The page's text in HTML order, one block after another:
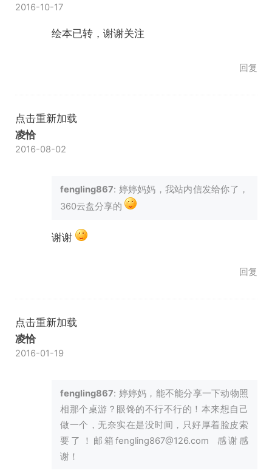
2016-10-17
绘本已转，谢谢关注
回复
点击重新加载
凌恰
2016-08-02
fengling867: 婷婷妈妈，我站内信发给你了，
360云盘分享的
谢谢
回复
点击重新加载
凌恰
2016-01-19
fengling867: 婷婷妈，能不能分享一下动物照
相那个桌游？眼馋的不行不行的！本来想自己
做一个，无奈实在是没时间，只好厚着脸皮索
要了！邮箱fengling867@126.com 感谢感
谢！